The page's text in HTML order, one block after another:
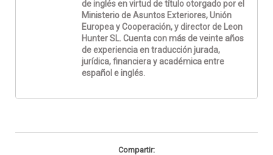
de inglés en virtud de título otorgado por el
Ministerio de Asuntos Exteriores, Unión
Europea y Cooperación, y director de Leon
Hunter SL. Cuenta con más de veinte años
de experiencia en traducción jurada,
jurídica, financiera y académica entre
español e inglés.
Compartir: